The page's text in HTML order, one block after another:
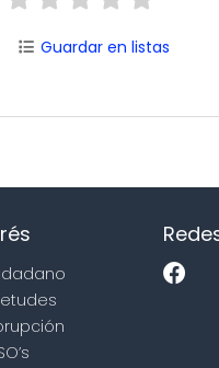
Guardar en listas